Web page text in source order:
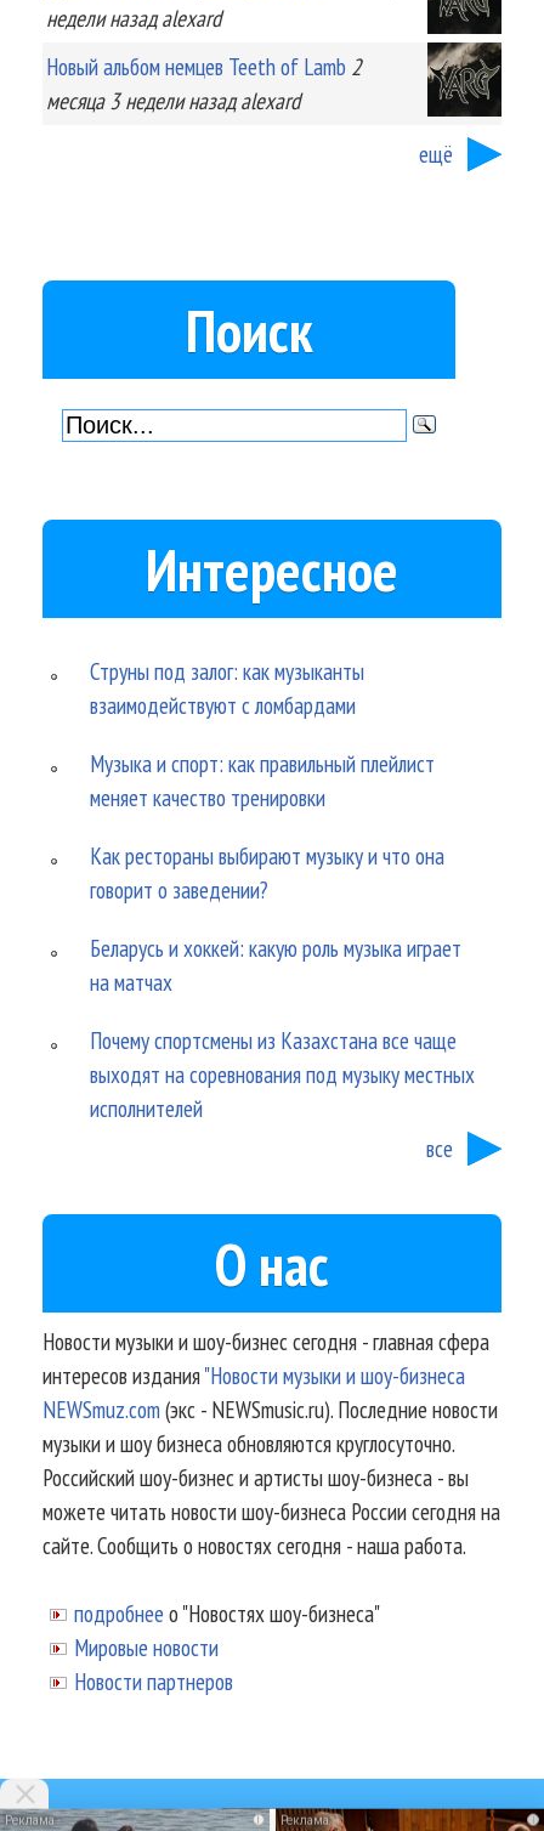
неделиназад alexard
Новый альбом немцев Teeth of Lamb 2
месяца 3 неделиназад alexard
ещё
Поиск
Интересное
Струны под залог: как музыканты
взаимодействуют с ломбардами
Музыка и спорт: как правильный плейлист
меняет качество тренировки
Как рестораны выбирают музыку и что она
говорит о заведении?
Беларусь и хоккей: какую роль музыка играет
на матчах
Почему спортсмены из Казахстана все чаще
выходят на соревнования под музыку местных
исполнителей
все
О нас
Новости музыки и шоу-бизнес сегодня - главная сфера
интересов издания"Новости музыки и шоу-бизнеса
NEWSmuz.com(экс - NEWSmusic.ru). Последние новости
музыки и шоу бизнеса обновляются круглосуточно.
Российский шоу-бизнес и артисты шоу-бизнеса - вы
можете читать новости шоу-бизнеса России сегодня на
сайте. Сообщить о новостях сегодня - наша работа.
подробнее о "Новостях шоу-бизнеса"
Мировые новости
Новости партнеров
i i